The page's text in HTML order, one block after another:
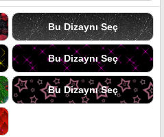
Bu Dizaynı Seç
Bu Dizaynı Seç
Bu Dizaynı Seç